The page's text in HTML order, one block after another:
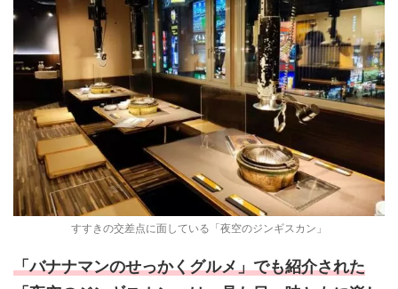
すすきの交差点に面している「夜空のジンギスカン」
「バナナマンのせっかくグルメ」でも紹介された